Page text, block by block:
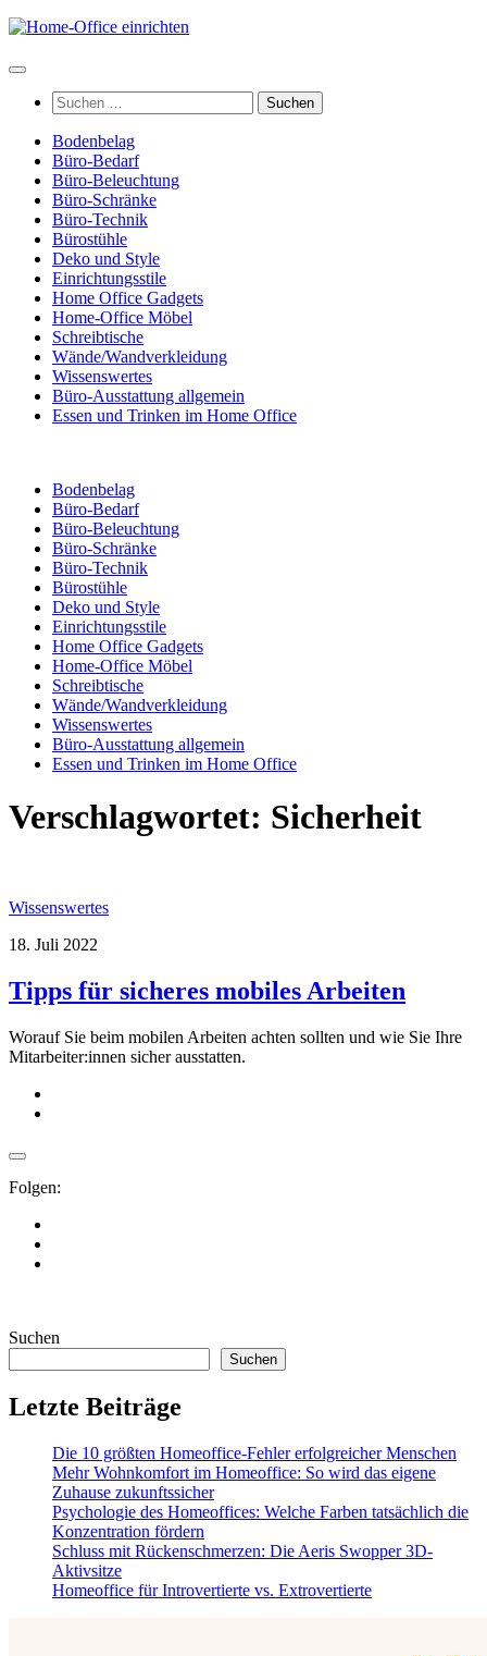
Zum
springen
Suchen
nach:
Bodenbelag
Büro-Bedarf
Büro-Beleuchtung
Büro-Schränke
Büro-Technik
Bürostühle
Deko und Style
Einrichtungsstile
Home Office Gadgets
Home-Office Möbel
Schreibtische
Wände/Wandverkleidung
Wissenswertes
Büro-Ausstattung allgemein
Essen und Trinken im Home Office
Bodenbelag
Büro-Bedarf
Büro-Beleuchtung
Büro-Schränke
Büro-Technik
Bürostühle
Deko und Style
Einrichtungsstile
Home Office Gadgets
Home-Office Möbel
Schreibtische
Wände/Wandverkleidung
Wissenswertes
Büro-Ausstattung allgemein
Essen und Trinken im Home Office
Verschlagwortet: Sicherheit
Wissenswertes
18. Juli 2022
Tipps für sicheres mobiles Arbeiten
Worauf Sie beim mobilen Arbeiten achten sollten und wie Sie Ihre
Mitarbeiter:innen sicher ausstatten.
Folgen:
Suchen
Suchen
Letzte Beiträge
Die 10 größten Homeoffice-Fehler erfolgreicher Menschen
Mehr Wohnkomfort im Homeoffice: So wird das eigene
Zuhause zukunftssicher
Psychologie des Homeoffices: Welche Farben tatsächlich die
Konzentration fördern
Schluss mit Rückenschmerzen: Die Aeris Swopper 3D-
Aktivsitze
Homeoffice für Introvertierte vs. Extrovertierte